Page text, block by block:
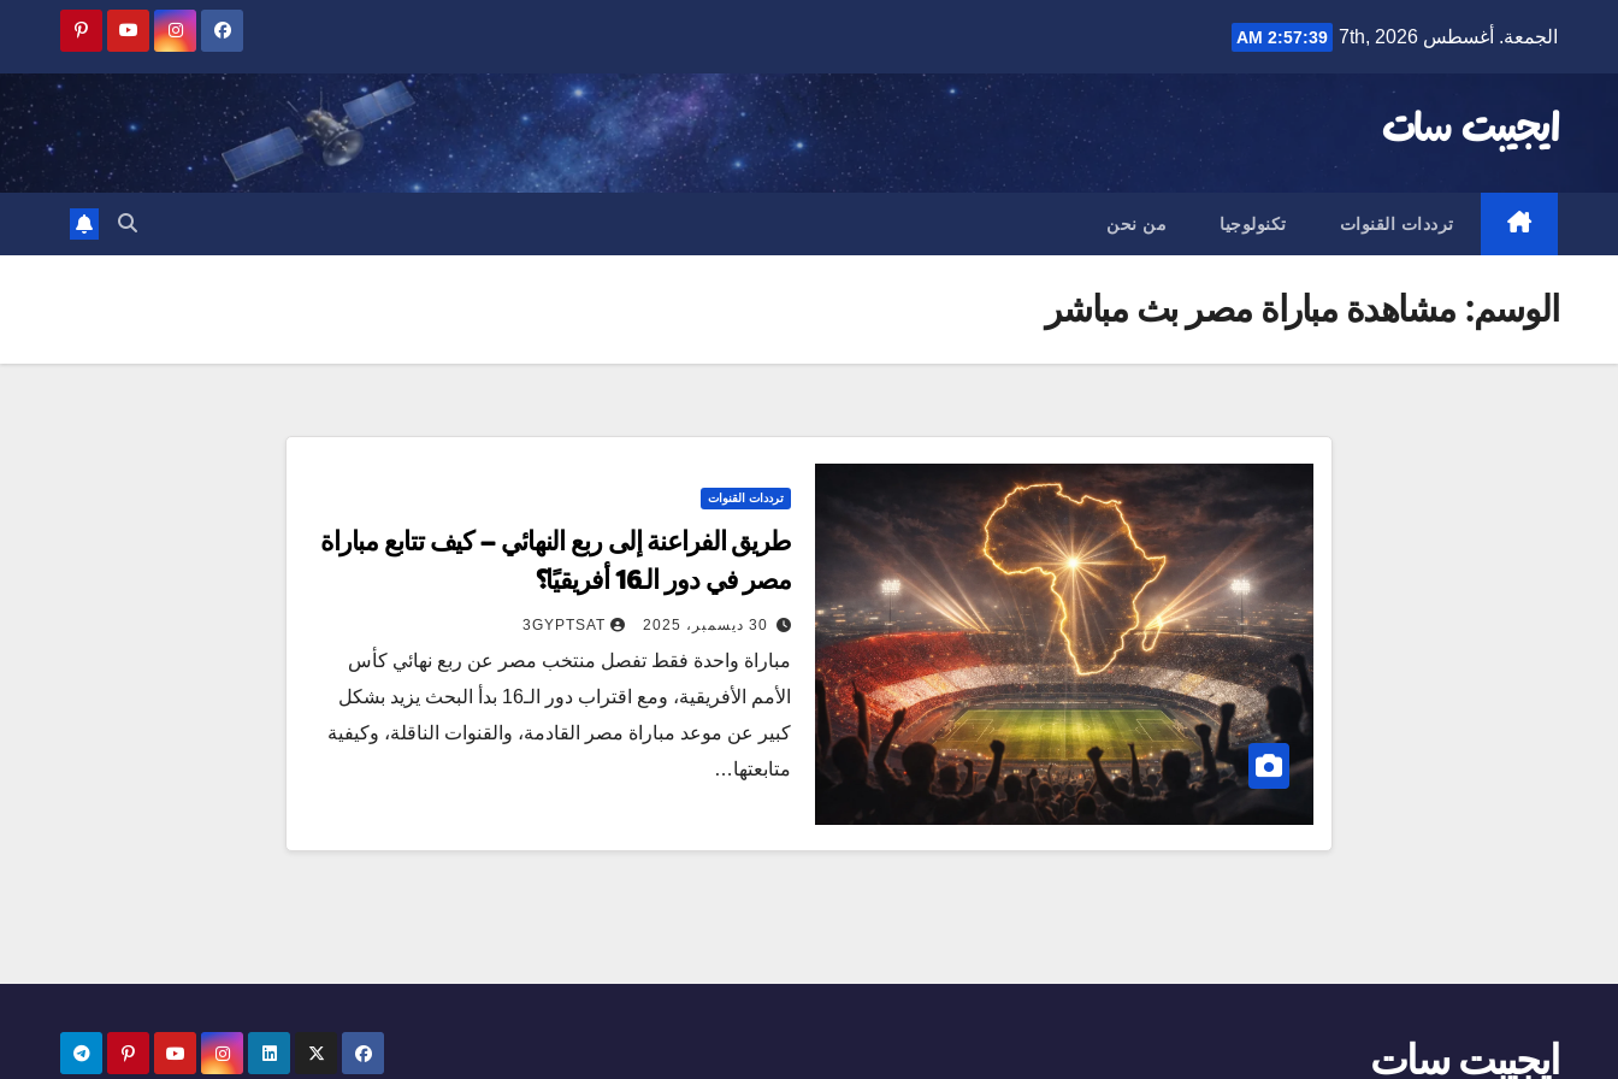
الجمعة. أغسطس 7th, 2026 2:57:39 AM
ايجيبت سات
ترددات القنوات تكنولوجيا من نحن
الوسم:مشاهدة مباراة مصر بث مباشر
ترددات القنوات
طريق الفراعنة إلى ربع النهائي – كيف تتابع مباراة
مصر في دور الـ16 أفريقيًا؟
30 ديسمبر، 2025 3GYPTSAT
مباراة واحدة فقط تفصل منتخب مصر عن ربع نهائي كأس
الأمم الأفريقية، ومع اقتراب دور الـ16 بدأ البحث يزيد بشكل
كبير عن موعد مباراة مصر القادمة، والقنوات الناقلة، وكيفية
متابعتها…
ايجيبت سات